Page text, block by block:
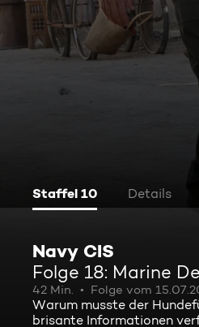
Staffel 10 Details
Navy CIS
Folge 18: Marine
42 Min. Folge vom
Warum musste der
brisante Informationen